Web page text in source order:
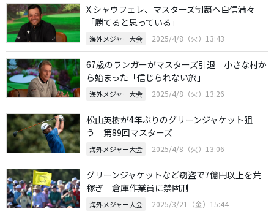
X.シャウフェレ、マスターズ制覇へ自信満々
「勝てると思っている」
海外メジャー大会 2025/4/8（火）13:43
67歳のランガーがマスターズ引退 小さな村か
ら始まった「信じられない旅」
海外メジャー大会 2025/4/8（火）13:26
松山英樹が4年ぶりのグリーンジャケット狙
う 第89回マスターズ
海外メジャー大会 2025/4/8（火）13:06
グリーンジャケットなど窃盗で7億円以上を荒
稼ぎ 倉庫作業員に禁固刑
海外メジャー大会 2025/3/21（金）15:44